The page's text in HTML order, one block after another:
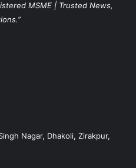
MSME | Trusted News,
Nagar, Dhakoli, Zirakpur,